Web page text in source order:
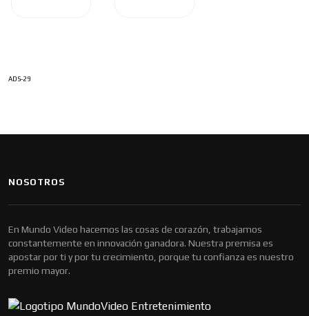
ADS-29
NOSOTROS
En Mundo Video hacemos las cosas de corazón, trabajamos
constantemente en innovación ganadora. Nuestra premisa es
apostar por ti y por tu crecimiento, porque tu confianza es nuestro
premio mayor.